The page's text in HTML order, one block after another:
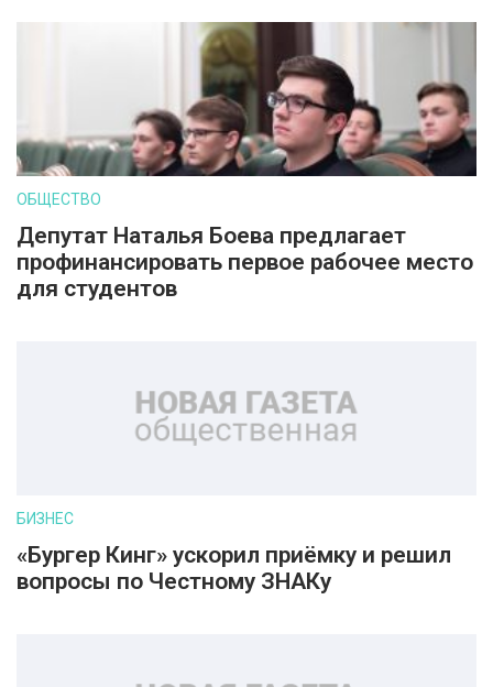
ОБЩЕСТВО
Депутат Наталья Боева предлагает
профинансировать первое рабочее место
для студентов
БИЗНЕС
«Бургер Кинг» ускорил приёмку и решил
вопросы по Честному ЗНАКу